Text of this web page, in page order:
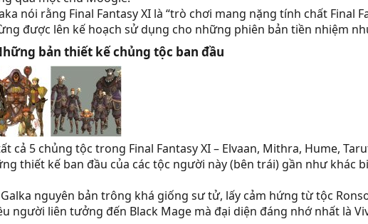
nói rằng Final Fantasy XI là “trò chơi mang nặng tính chất
được lên kế hoạch sử dụng cho những phiên bản tiền nhiệm
bản thiết kế chủng tộc ban đầu​
cả 5 chủng tộc trong Final Fantasy XI – Elvaan, Mithra, Hume,
thiết kế ban đầu của các tộc người này (bên trái) gần như khác
nguyên bản trông khá giống sư tử, lấy cảm hứng từ tộc
người liên tưởng đến Black Mage mà đại diện đáng nhớ nhất là